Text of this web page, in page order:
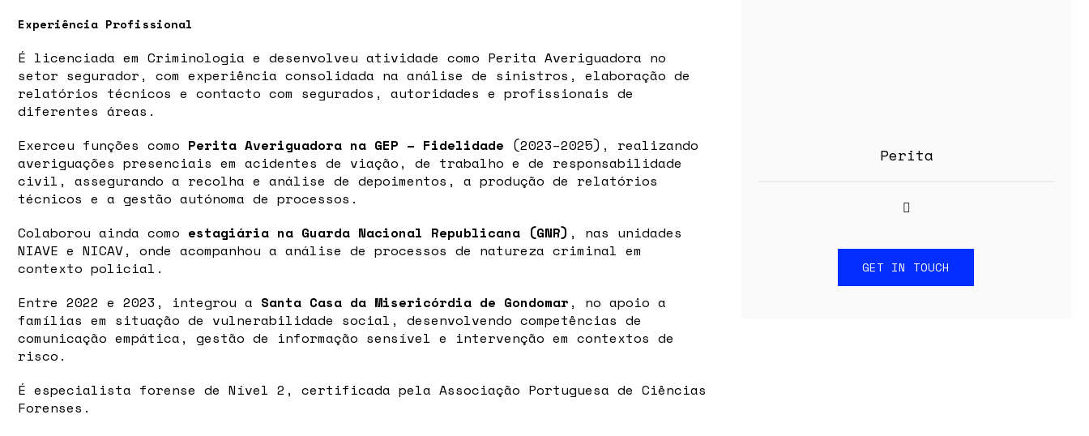
Experiência Profissional
É licenciada em Criminologia e desenvolveu atividade como Perita Averiguadora no
setor segurador, com experiência consolidada na análise de sinistros, elaboração de
relatórios técnicos e contacto com segurados, autoridades e profissionais de
diferentes áreas.
Exerceu funções como Perita Averiguadora na GEP – Fidelidade (2023–2025), realizando
averiguações presenciais em acidentes de viação, de trabalho e de responsabilidade
civil, assegurando a recolha e análise de depoimentos, a produção de relatórios
técnicos e a gestão autónoma de processos.
Colaborou ainda como estagiária na Guarda Nacional Republicana (GNR) , nas unidades
NIAVE e NICAV, onde acompanhou a análise de processos de natureza criminal em
contexto policial.
Entre 2022 e 2023, integrou a Santa Casa da Misericórdia de Gondomar , no apoio a
famílias em situação de vulnerabilidade social, desenvolvendo competências de
comunicação empática, gestão de informação sensível e intervenção em contextos de
risco.
É especialista forense de Nível 2, certificada pela Associação Portuguesa de Ciências
Forenses.
Perita
GET IN TOUCH